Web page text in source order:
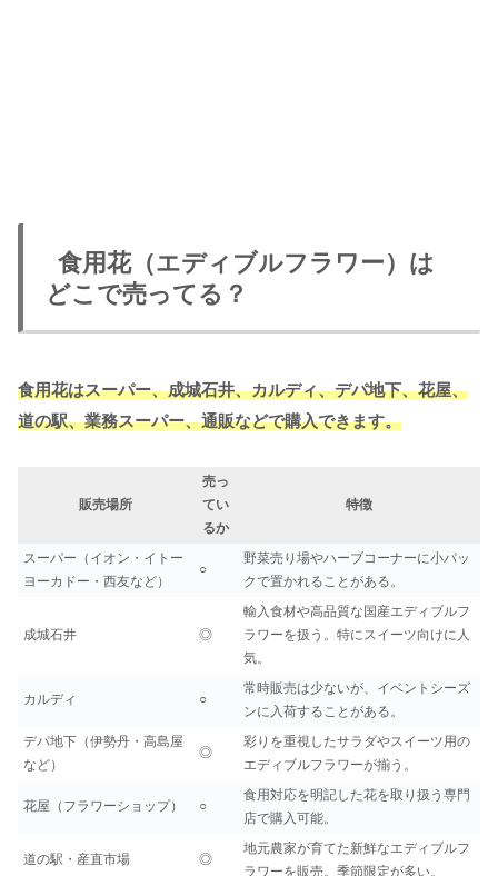
食用花（エディブルフラワー）は
どこで売ってる？
食用花はスーパー、成城石井、カルディ、デパ地下、花屋、
道の駅、業務スーパー、通販などで購入できます。
販売場所
売っ
てい
るか
特徴
スーパー（イオン・イトー
ヨーカドー・西友など）
○
野菜売り場やハーブコーナーに小パッ
クで置かれることがある。
成城石井 ◎
輸入食材や高品質な国産エディブルフ
ラワーを扱う。特にスイーツ向けに人
気。
カルディ ○
常時販売は少ないが、イベントシーズ
ンに入荷することがある。
デパ地下（伊勢丹・高島屋
など）
◎
彩りを重視したサラダやスイーツ用の
エディブルフラワーが揃う。
花屋（フラワーショップ） ○
食用対応を明記した花を取り扱う専門
店で購入可能。
道の駅・産直市場 ◎
地元農家が育てた新鮮なエディブルフ
ラワーを販売。季節限定が多い。